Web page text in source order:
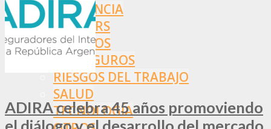
ASISTENCIA
BROKERS
SEGUROS
REASEGUROS
RIESGOS DEL TRABAJO
SALUD
TECNOLOGÍA
ADIRA celebra 45 años promoviendo